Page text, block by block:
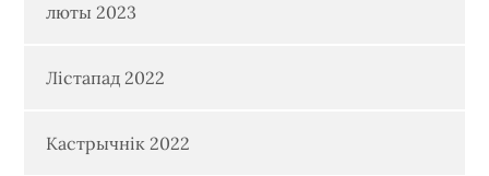
люты 2023
Лістапад 2022
Кастрычнік 2022